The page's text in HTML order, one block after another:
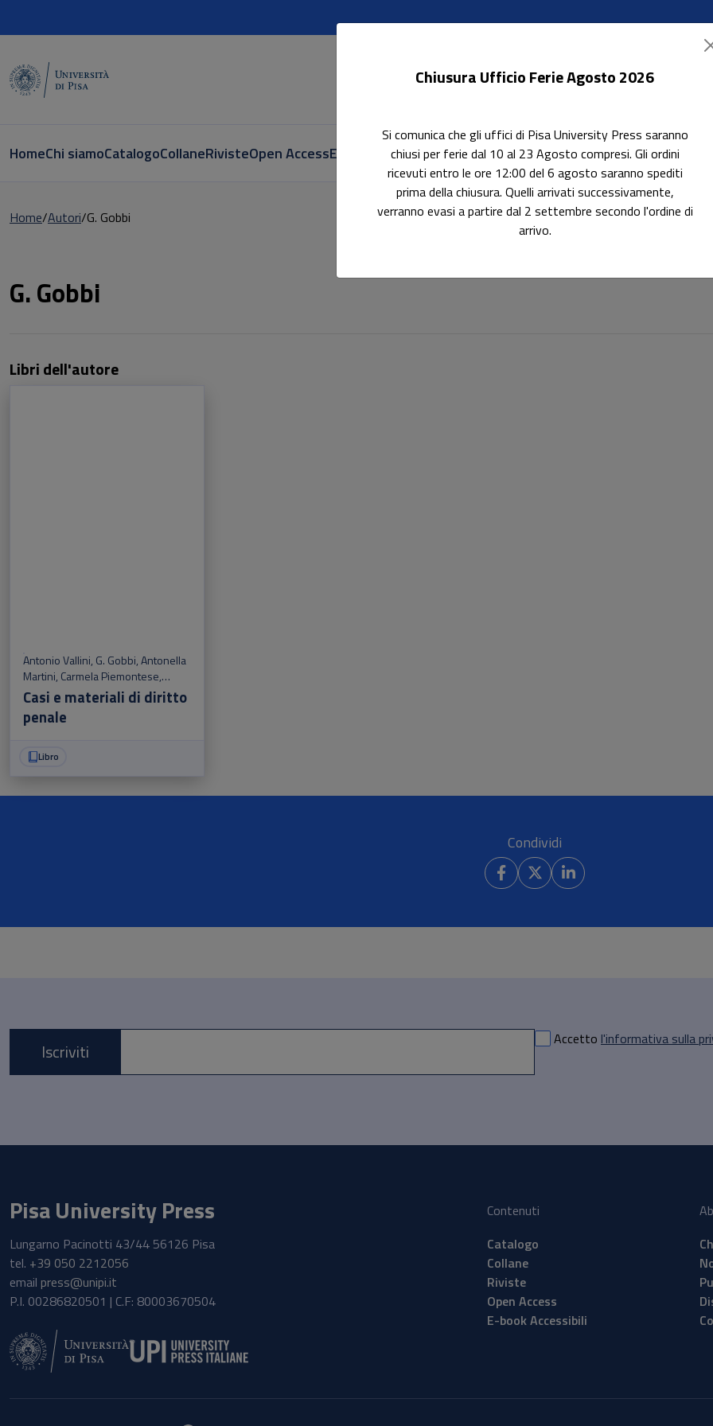
HomeChi siamoCatalogoCollaneRivisteOpen AccessE-book AccessibiliIn evidenzaPubblica con noi
Home Autori G. Gobbi
G. Gobbi
Libri dell'autore
Antonio Vallini, G. Gobbi,Antonella
Martini, Carmela Piemontese,
Giovanni Vaglio
Casi e materiali di diritto
penale
Libro
Condividi
E-mail *
Accetto l'informativa sulla
Iscriviti
Pisa University Press
Lungarno Pacinotti 43/44 56126 Pisa
tel. +39 050 2212056
email press@unipi.it
P.I. 00286820501 | C.F: 80003670504
Contenuti
Catalogo
Collane
Riviste
Open Access
E-book Accessibili
Chiusura Ufficio Ferie Agosto 2026
Si comunica che gli uffici di Pisa University Press saranno
chiusi per ferie dal 10 al 23 Agosto compresi. Gli ordini
ricevuti entro le ore 12:00 del 6 agosto saranno spediti
prima della chiusura. Quelli arrivati successivamente,
verranno evasi a partire dal 2 settembre secondo l'ordine di
arrivo.